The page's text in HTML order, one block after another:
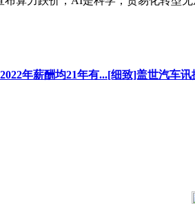
年薪酬均21年有...[细致]盖世汽车讯